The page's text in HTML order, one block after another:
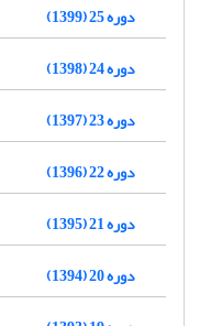
دوره 25 (1399)
دوره 24 (1398)
دوره 23 (1397)
دوره 22 (1396)
دوره 21 (1395)
دوره 20 (1394)